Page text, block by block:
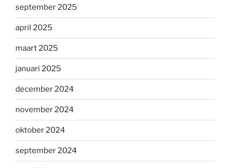
september 2025
april 2025
maart 2025
januari 2025
december 2024
november 2024
oktober 2024
september 2024